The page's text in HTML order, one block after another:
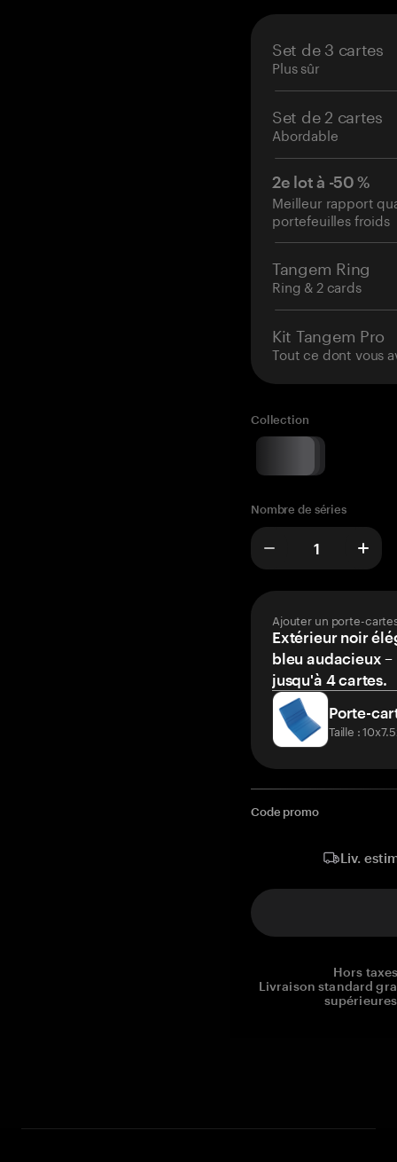
Set de 3 cartes
Plus sûr
Set de 2 cartes
Abordable
2e lot à -50 %
Meilleur rapport
portefeuilles froids
Tangem Ring
Ring & 2 cards
Kit Tangem Pro
Tout ce dont vous
Collection
Nombre de séries
Ajouter un porte-
Extérieur noir
bleu audacieux
jusqu'à 4 cartes.
Porte-
Taille :
Code promo
Liv.
Hors
Livraison standard